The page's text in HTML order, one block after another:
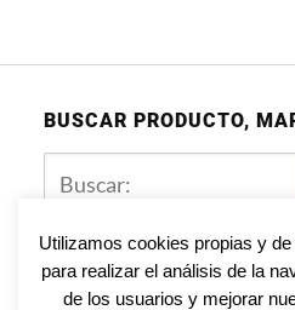
BUSCAR PRODUCTO,
Aviso legal
Utilizamos cookies propias y
para realizar el análisis de la
de los usuarios y mejorar